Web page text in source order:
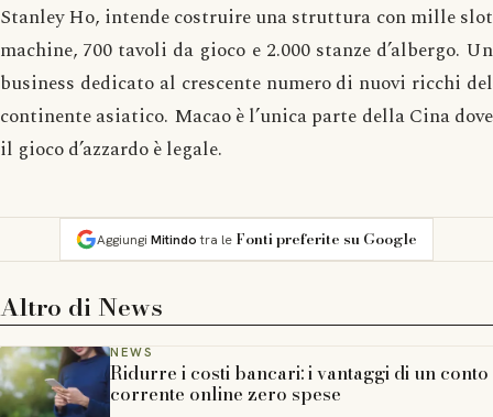
Stanley Ho, intende costruire una struttura con mille slot
machine, 700 tavoli da gioco e 2.000 stanze d’albergo. Un
business dedicato al crescente numero di nuovi ricchi del
continente asiatico. Macao è l’unica parte della Cina dove
il gioco d’azzardo è legale.
Aggiungi Mitindotra le Fonti preferite su Google
Altro di News
NEWS
Ridurre i costi bancari: i vantaggi di un conto
corrente online zero spese